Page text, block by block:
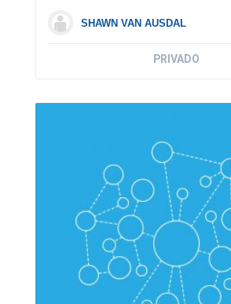
SHAWN VAN AUSDAL
PRIVADO